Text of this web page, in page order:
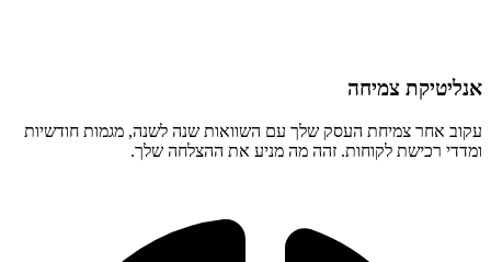
אנליטיקת צמיחה
עקוב אחר צמיחת העסק שלך עם השוואות שנה לשנה, מגמות חודשיות
ומדדי רכישת לקוחות. זהה מה מניע את ההצלחה שלך.